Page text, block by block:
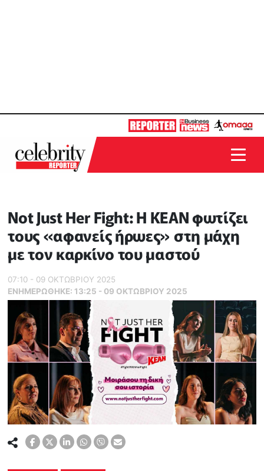
Not Just Her Fight: Η KEAN φωτίζει
τους «αφανείς ήρωες» στη μάχη
με τον καρκίνο του μαστού
07:10 - 09 ΟΚΤΩΒΡΙΟΥ 2025
ΕΝΗΜΕΡΏΘΗΚΕ: 13:25 - 09 ΟΚΤΩΒΡΙΟΥ 2025